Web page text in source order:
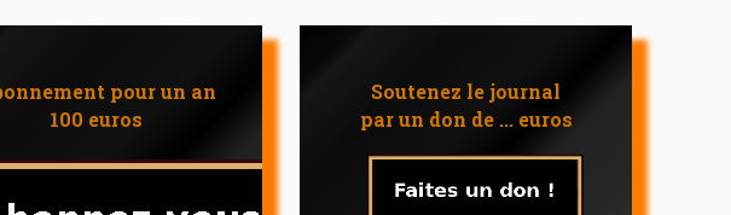
pour un an
100 euros
Soutenez le journal
par un don de ... euros